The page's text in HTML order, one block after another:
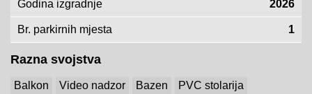
Godina izgradnje 2026
Br. parkirnih mjesta 1
Razna svojstva
Balkon Video nadzor Bazen
PVC stolarija